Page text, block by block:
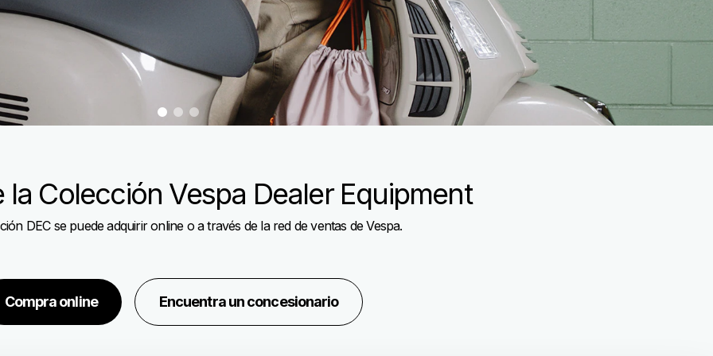
0
2
la Colección Vespa Dealer Equipment
DEC se puede adquirir online o a través de la red de ventas de Vespa.
Compra online Encuentra un concesionario